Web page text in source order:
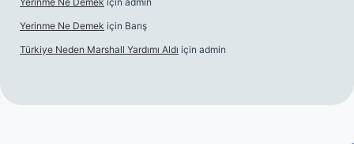
Yerinme Ne Demek için Barış
Türkiye Neden Marshall Yardımı Aldı için admin